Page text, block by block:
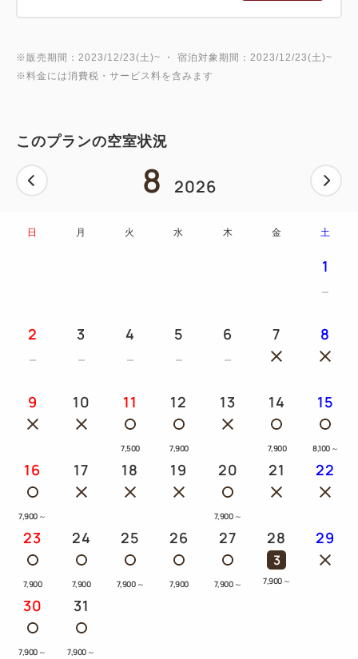
※販売期間：2023/12/23(土)~ ・ 宿泊対象期間：2023/12/23(土)~
※料金には消費税・サービス料を含みます
このプランの空室状況
8 2026
日 月 火 水 木 金 土
1
2 3 4 5 6 7 8
9 10 11
7,500
12
7,900
13 14
7,900
15
8,100 ～
16
7,900 ～
17 18 19 20
7,900 ～
21 22
23
7,900
24
7,900
25
7,900 ～
26
7,900
27
7,900 ～
28
3
7,900 ～
29
30
7,900 ～
31
7,900 ～